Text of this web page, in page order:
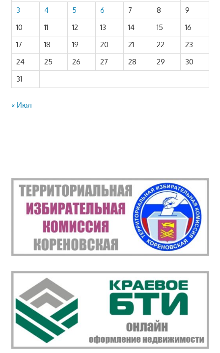
3
4 5 6 7 8
9
10
11 12 13 14 15
16
17
18 19 20 21 22
23
24
25 26 27 28 29
30
31
« Июл